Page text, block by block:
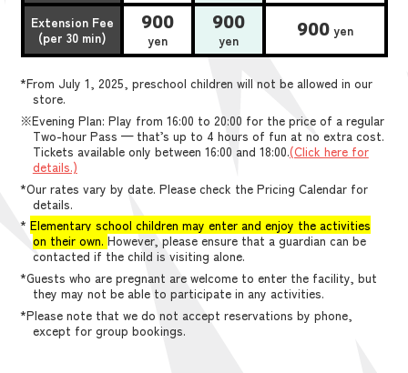
Extension Fee
(per 30 min)
900
yen
900
yen 900yen
*From July 1, 2025, preschool children will not be allowed in our
store.
※Evening Plan: Play from 16:00 to 20:00 for the price of a regular
Two-hour Pass — that’s up to 4 hours of fun at no extra cost.
Tickets available only between 16:00 and 18:00.(Click here for
details.)
*Our rates vary by date. Please check the Pricing Calendar for
details.
*Elementary school children may enter and enjoy the activities
on their own. However, please ensure that a guardian can be
contacted if the child is visiting alone.
*Guests who are pregnant are welcome to enter the facility, but
they may not be able to participate in any activities.
*Please note that we do not accept reservations by phone,
except for group bookings.